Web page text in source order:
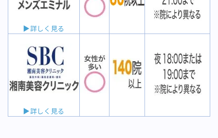
▶詳しく見る
▶詳しく見る